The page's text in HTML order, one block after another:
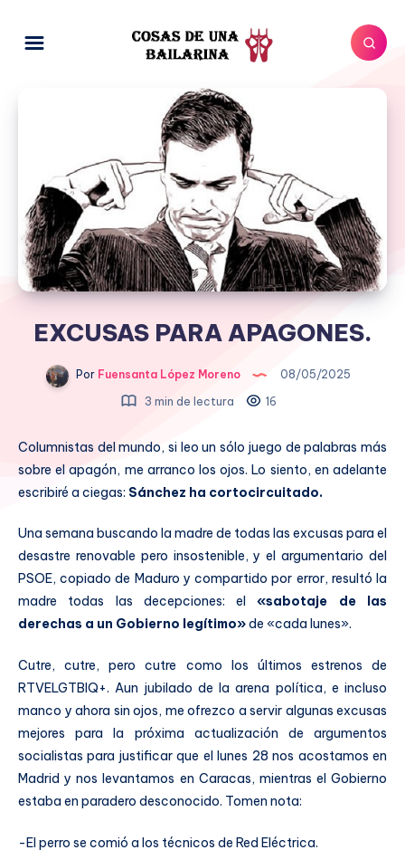
EXCUSAS PARA APAGONES.
PorFuensanta López Moreno
08/05/2025
3 min de lectura
16
Columnistas del mundo, si leo un sólo juego de palabras más
sobre el apagón, me arranco los ojos. Lo siento, en adelante
escribiré a ciegas: Sánchez ha cortocircuitado.
Una semana buscando la madre de todas las excusas para el
desastre renovable pero insostenible, y el argumentario del
PSOE, copiado de Maduro y compartido por error, resultó la
madre todas las decepciones: el«sabotaje de las
derechas a un Gobierno legítimo»de «cada lunes».
Cutre, cutre, pero cutre como los últimos estrenos de
RTVELGTBIQ+. Aun jubilado de la arena política, e incluso
manco y ahora sin ojos, me ofrezco a servir algunas excusas
mejores para la próxima actualización de argumentos
socialistas para justificar que el lunes 28 nos acostamos en
Madrid y nos levantamos en Caracas, mientras el Gobierno
estaba en paradero desconocido. Tomen nota:
-El perro se comió a los técnicos de Red Eléctrica.